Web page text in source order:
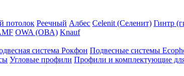
потолок Реечный Албес Celenit (Селенит) Гинтр
OWA (ОВА) Knauf
система Рокфон Подвесные системы
Угловые профили Профили и комплектующие